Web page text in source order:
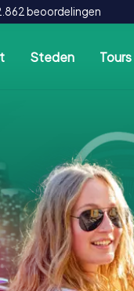
beoordelingen
Steden Tours